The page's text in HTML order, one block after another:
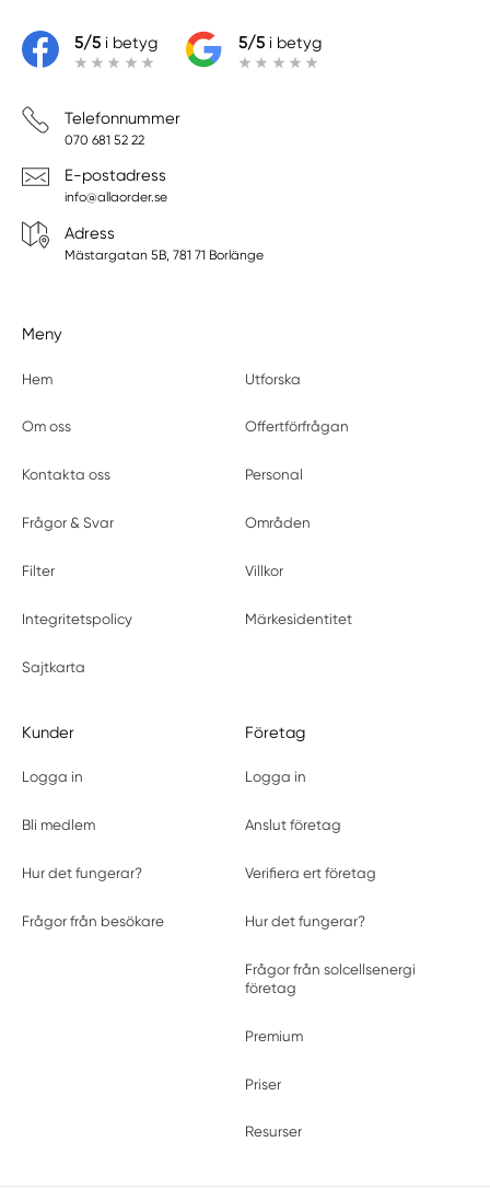
5/5i betyg 5/5i betyg
Telefonnummer
070 681 52 22
E-postadress
info@allaorder.se
Adress
Mästargatan 5B, 781 71 Borlänge
Meny
Hem Utforska
Om oss Offertförfrågan
Kontakta oss Personal
Frågor & Svar Områden
Filter Villkor
Integritetspolicy Märkesidentitet
Sajtkarta
Kunder
Logga in
Bli medlem
Hur det fungerar?
Frågor från besökare
Företag
Logga in
Anslut företag
Verifiera ert företag
Hur det fungerar?
Frågor från solcellsenergi
företag
Premium
Priser
Resurser